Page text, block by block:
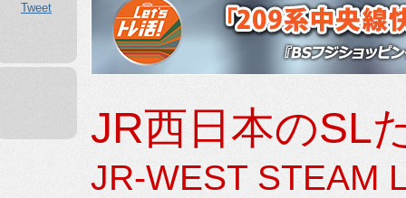
Tweet
JR西日本のSL
JR-WEST STEAM